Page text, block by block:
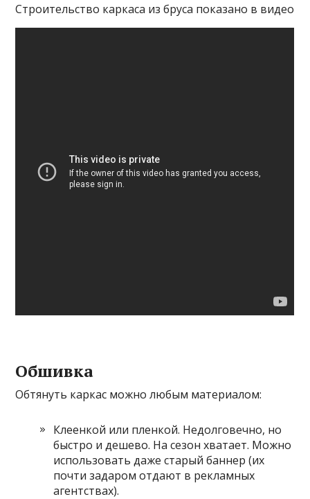
Строительство каркаса из бруса показано в видео
Обшивка
Обтянуть каркас можно любым материалом:
Клеенкой или пленкой. Недолговечно, но
быстро и дешево. На сезон хватает. Можно
использовать даже старый баннер (их
почти задаром отдают в рекламных
агентствах).